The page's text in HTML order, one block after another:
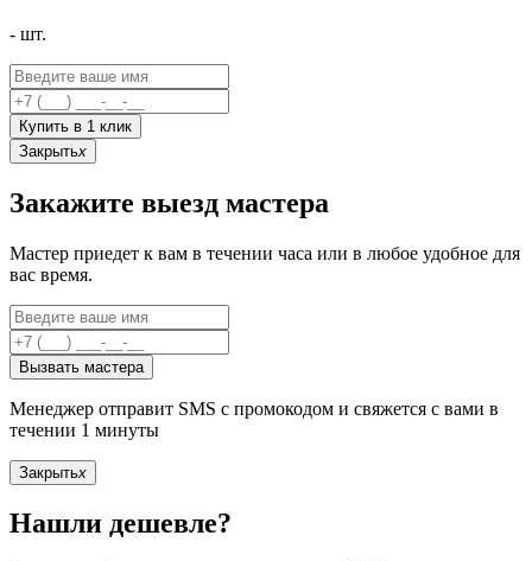
- шт.
Купить в 1 клик
Закрытьx
Закажите выезд мастера
Мастер приедет к вам в течении часа или в любое удобное для
вас время.
Вызвать мастера
Менеджер отправит SMS с промокодом и свяжется с вами в
течении 1 минуты
Закрытьx
Нашли дешевле?